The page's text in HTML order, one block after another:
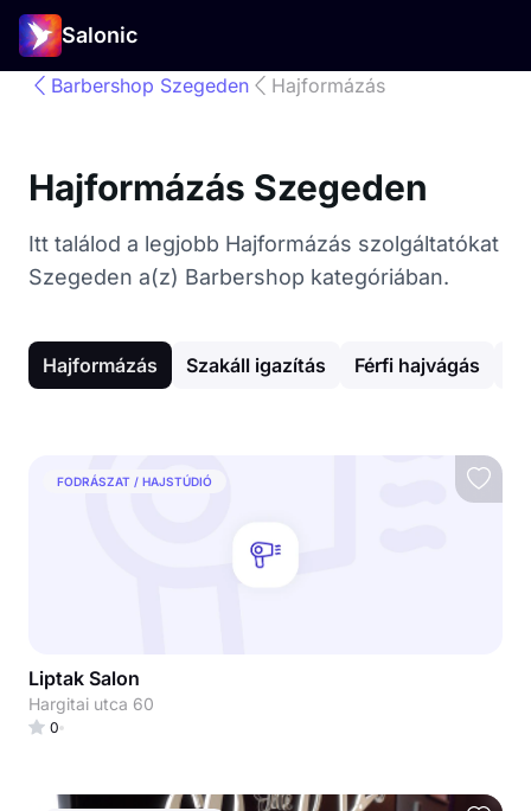
Salonic
Barbershop Szegeden Hajformázás
Hajformázás Szegeden
Itt találod a legjobb Hajformázás szolgáltatókat
Szegeden a(z) Barbershop kategóriában.
Hajformázás Szakáll igazítás Férfi hajvágás
FODRÁSZAT / HAJSTÚDIÓ
Liptak Salon
Hargitai utca 60
0